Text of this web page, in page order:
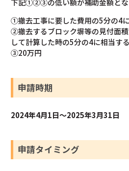
下記①②③の低い額が補助金額とな
①撤去工事に要した費用の5分の4
②撤去するブロック塀等の見付面
して計算した時の5分の4に相当す
③20万円
申請時期
2024年4月1日～2025年3月31日
申請タイミング